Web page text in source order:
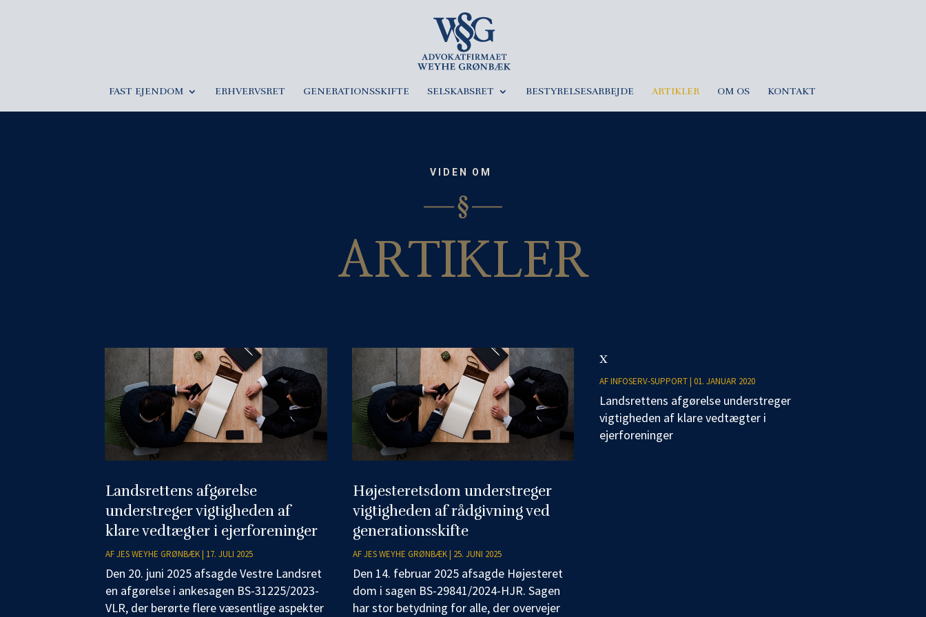
FAST EJENDOM ERHVERVSRET GENERATIONSSKIFTE SELSKABSRET BESTYRELSESARBEJDE ARTIKLER OM OS KONTAKT
VIDEN OM
ARTIKLER
Landsrettens afgørelse
understreger vigtigheden af
klare vedtægter i ejerforeninger
AFJES WEYHE GRØNBÆK| 17. JULI 2025
Den 20. juni 2025 afsagde Vestre Landsret
en afgørelse i ankesagen BS-31225/2023-
VLR, der berørte flere væsentlige aspekter
Højesteretsdom understreger
vigtigheden af rådgivning ved
generationsskifte
AFJES WEYHE GRØNBÆK| 25. JUNI 2025
Den 14. februar 2025 afsagde Højesteret
dom i sagen BS-29841/2024-HJR. Sagen
har stor betydning for alle, der overvejer
x
AFINFOSERV-SUPPORT|01. JANUAR 2020
Landsrettens afgørelse understreger
vigtigheden af klare vedtægter i
ejerforeninger